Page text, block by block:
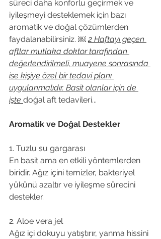
süreci daha konforlu geçirmek ve
iyileşmeyi desteklemek için bazı
aromatik ve doğal çözümlerden
faydalanabilirsiniz. ￼ 2 Haftayı geçen
aftlar mutlaka doktor tarafından
değerlendirilmeli, muayene sonrasında
ise kişiye özel bir tedavi planı
uygulanmalıdır. Basit olanlar için de
işte doğal aft tedavileri...
Aromatik ve Doğal Destekler
1. Tuzlu su gargarası
En basit ama en etkili yöntemlerden
biridir. Ağız içini temizler, bakteriyel
yükünü azaltır ve iyileşme sürecini
destekler.
2. Aloe vera jel
Ağız içi dokuyu yatıştırır, yanma hissini